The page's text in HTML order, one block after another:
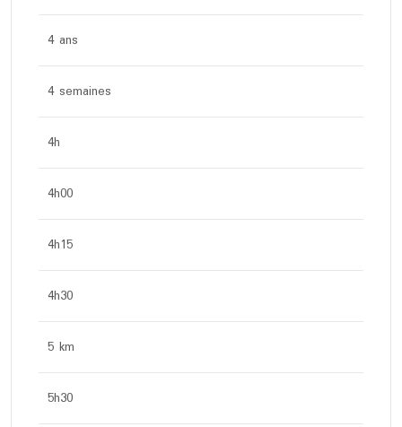
4 ans
4 semaines
4h
4h00
4h15
4h30
5 km
5h30